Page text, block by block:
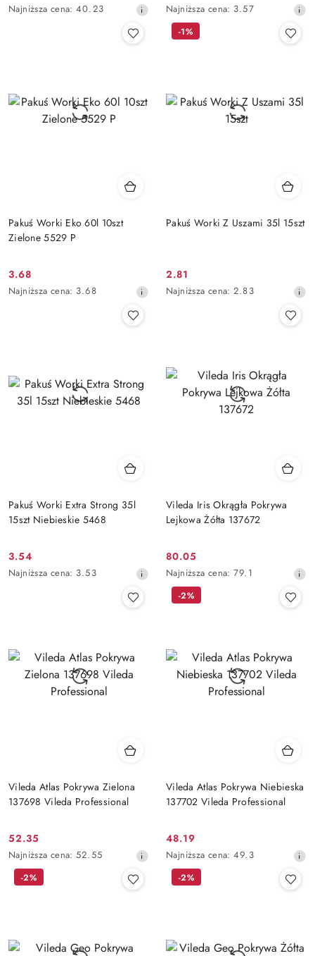
promocyjna:
Najniższa
Najniższa cena: 40.23
promocyjna:
Najniższa
cena
Najniższa cena: 3.57
Pakuś Worki Eko 60l 10szt
Zielone 5529 P
Cena
promocyjna:
3.68
Najniższa
Najniższa cena: 3.68
Pakuś Worki Z Uszami 35l 15szt
Cena
promocyjna:
2.81
Najniższa
obniżką
Najniższa cena: 2.83
-1%
Pakuś Worki Extra Strong 35l
15szt Niebieskie 5468
Cena
promocyjna:
3.54
Najniższa
obniżką
Najniższa cena: 3.53
Vileda Iris Okrągła Pokrywa
Lejkowa Żółta 137672
Cena
promocyjna:
80.05
Najniższa
cena
obniżką
Najniższa cena: 79.1
Vileda Atlas Pokrywa Zielona
137698 Vileda Professional
Cena
promocyjna:
52.35
Najniższa
cena
Najniższa cena: 52.55
Vileda Atlas Pokrywa Niebieska
137702 Vileda Professional
Cena
promocyjna:
48.19
Najniższa
cena
Najniższa cena: 49.3
-2%
-2% -2%